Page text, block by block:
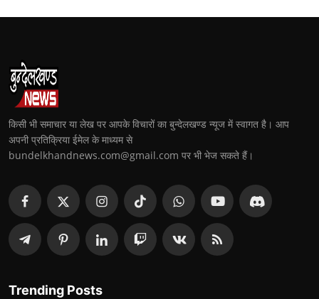
किसी भी समाचार या लेख पर आपके विचारों का बुन्देलखण्ड न्यूज में स्वागत है। आप
अपनी प्रतिक्रिया ईमेल के माध्यम से
bundelkhandnews.com@gmail.com पर भी भेज सकते हैं।
Trending Posts